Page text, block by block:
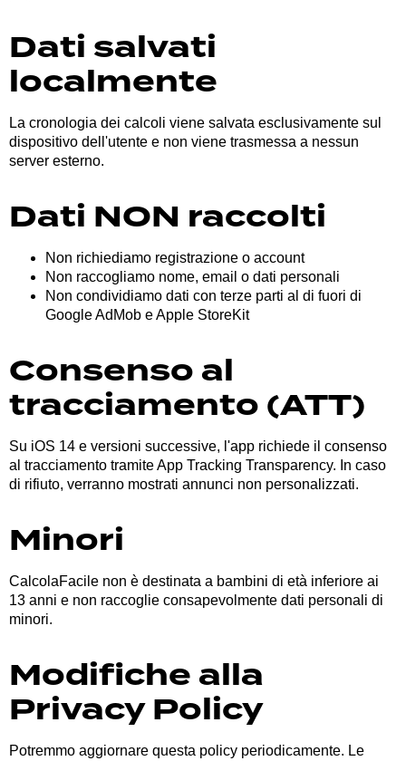
Dati salvati
localmente
La cronologia dei calcoli viene salvata esclusivamente sul
dispositivo dell'utente e non viene trasmessa a nessun
server esterno.
Dati NON raccolti
Non richiediamo registrazione o account
Non raccogliamo nome, email o dati personali
Non condividiamo dati con terze parti al di fuori di
Google AdMob e Apple StoreKit
Consenso al
tracciamento (ATT)
Su iOS 14 e versioni successive, l'app richiede il consenso
al tracciamento tramite App Tracking Transparency. In caso
di rifiuto, verranno mostrati annunci non personalizzati.
Minori
CalcolaFacile non è destinata a bambini di età inferiore ai
13 anni e non raccoglie consapevolmente dati personali di
minori.
Modifiche alla
Privacy Policy
Potremmo aggiornare questa policy periodicamente. Le